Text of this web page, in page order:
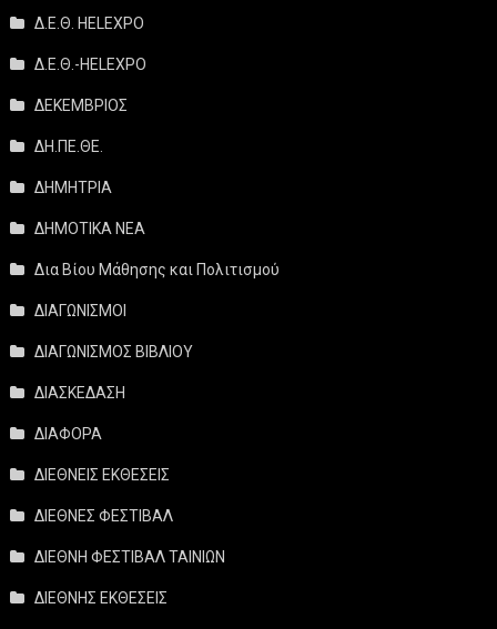
Δ.Ε.Θ. HELEXPO
Δ.Ε.Θ.-HELEXPO
ΔΕΚΕΜΒΡΙΟΣ
ΔΗ.ΠΕ.ΘΕ.
ΔΗΜΗΤΡΙΑ
ΔΗΜΟΤΙΚΑ ΝΕΑ
Δια Βίου Μάθησης και Πολιτισμού
ΔΙΑΓΩΝΙΣΜΟΙ
ΔΙΑΓΩΝΙΣΜΟΣ ΒΙΒΛΙΟΥ
ΔΙΑΣΚΕΔΑΣΗ
ΔΙΑΦΟΡΑ
ΔΙΕΘΝΕΙΣ ΕΚΘΕΣΕΙΣ
ΔΙΕΘΝΕΣ ΦΕΣΤΙΒΑΛ
ΔΙΕΘΝΗ ΦΕΣΤΙΒΑΛ ΤΑΙΝΙΩΝ
ΔΙΕΘΝΗΣ ΕΚΘΕΣΕΙΣ